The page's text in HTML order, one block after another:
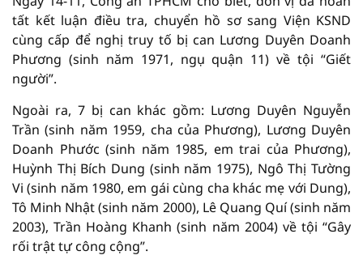
tất kết luận điều tra, chuyển hồ sơ sang Viện KSND
cùng cấp để nghị truy tố bị can Lương Duyên Doanh
Phương (sinh năm 1971, ngụ quận 11) về tội “Giết
người”.
Ngoài ra, 7 bị can khác gồm: Lương Duyên Nguyễn
Trần (sinh năm 1959, cha của Phương), Lương Duyên
Doanh Phước (sinh năm 1985, em trai của Phương),
Huỳnh Thị Bích Dung (sinh năm 1975), Ngô Thị Tường
Vi (sinh năm 1980, em gái cùng cha khác mẹ với Dung),
Tô Minh Nhật (sinh năm 2000), Lê Quang Quí (sinh năm
2003), Trần Hoàng Khanh (sinh năm 2004) về tội “Gây
rối trật tự công cộng”.